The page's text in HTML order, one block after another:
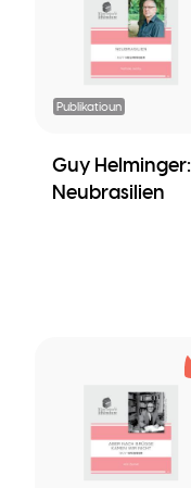
Publikatioun
Guy Helminger:
Neubrasilien